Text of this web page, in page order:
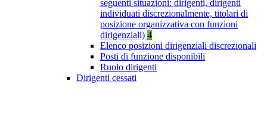
seguenti situazioni: dirigenti, dirigenti
individuati discrezionalmente, titolari di
posizione organizzativa con funzioni
dirigenziali) 4
Elenco posizioni dirigenziali discrezionali
Posti di funzione disponibili
Ruolo dirigenti
Dirigenti cessati